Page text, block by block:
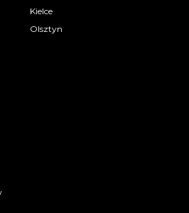
Kielce
Olsztyn